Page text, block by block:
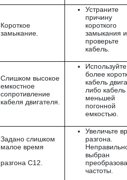
Короткое
замыкание.
Устраните
причину
короткого
замыкания и
проверьте
кабель.
Слишком высокое
емкостное
сопротивление
кабеля двигателя.
Используйте
более
кабель
либо кабель
меньшей
погонной
емкостью.
Задано слишком
малое время
разгона C12.
Увеличьте
разгона.
выбран
частоты.